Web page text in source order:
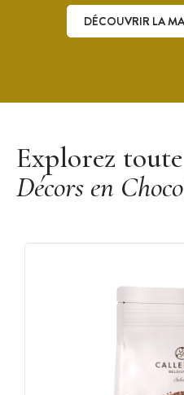
DÉCOUVRIR LA
Explorez
Décors en